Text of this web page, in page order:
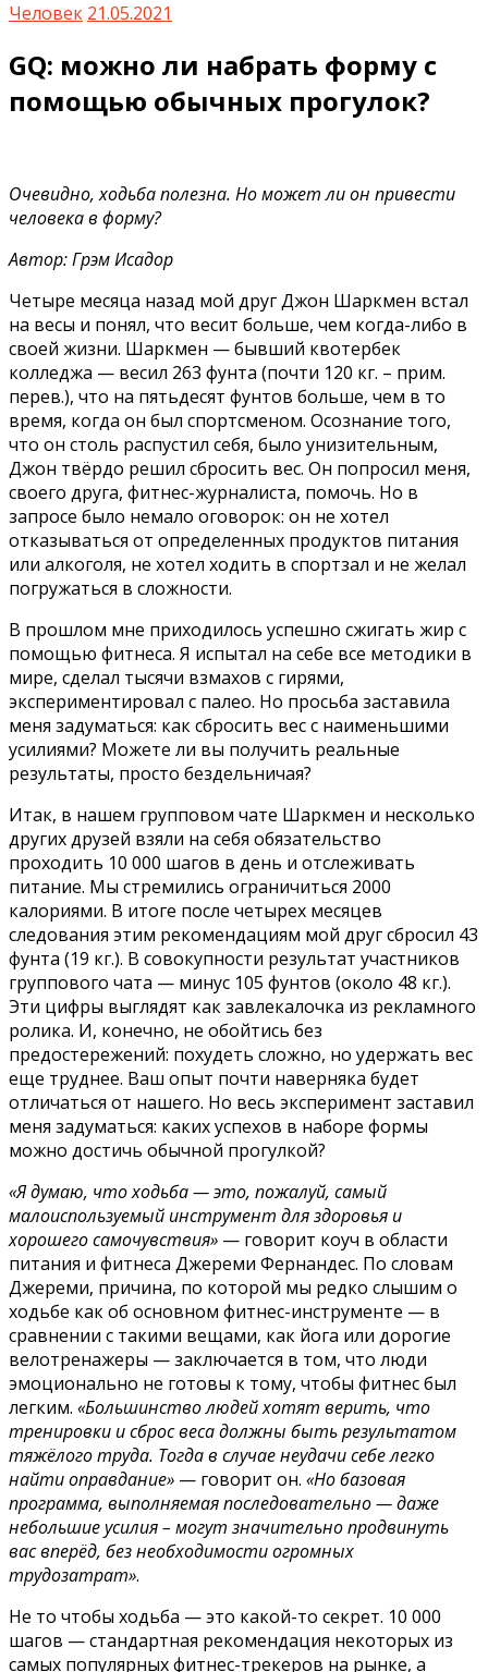
Человек 21.05.2021
GQ: можно ли набрать форму с
помощью обычных прогулок?
Очевидно, ходьба полезна. Но может ли он привести
человека в форму?
Автор: Грэм Исадор
Четыре месяца назад мой друг Джон Шаркмен встал
на весы и понял, что весит больше, чем когда-либо в
своей жизни. Шаркмен — бывший квотербек
колледжа — весил 263 фунта (почти 120 кг. – прим.
перев.), что на пятьдесят фунтов больше, чем в то
время, когда он был спортсменом. Осознание того,
что он столь распустил себя, было унизительным,
Джон твёрдо решил сбросить вес. Он попросил меня,
своего друга, фитнес-журналиста, помочь. Но в
запросе было немало оговорок: он не хотел
отказываться от определенных продуктов питания
или алкоголя, не хотел ходить в спортзал и не желал
погружаться в сложности.
В прошлом мне приходилось успешно сжигать жир с
помощью фитнеса. Я испытал на себе все методики в
мире, сделал тысячи взмахов с гирями,
экспериментировал с палео. Но просьба заставила
меня задуматься: как сбросить вес с наименьшими
усилиями? Можете ли вы получить реальные
результаты, просто бездельничая?
Итак, в нашем групповом чате Шаркмен и несколько
других друзей взяли на себя обязательство
проходить 10 000 шагов в день и отслеживать
питание. Мы стремились ограничиться 2000
калориями. В итоге после четырех месяцев
следования этим рекомендациям мой друг сбросил 43
фунта (19 кг.). В совокупности результат участников
группового чата — минус 105 фунтов (около 48 кг.).
Эти цифры выглядят как завлекалочка из рекламного
ролика. И, конечно, не обойтись без
предостережений: похудеть сложно, но удержать вес
еще труднее. Ваш опыт почти наверняка будет
отличаться от нашего. Но весь эксперимент заставил
меня задуматься: каких успехов в наборе формы
можно достичь обычной прогулкой?
«Я думаю, что ходьба — это, пожалуй, самый
малоиспользуемый инструмент для здоровья и
хорошего самочувствия» — говорит коуч в области
питания и фитнеса Джереми Фернандес. По словам
Джереми, причина, по которой мы редко слышим о
ходьбе как об основном фитнес-инструменте — в
сравнении с такими вещами, как йога или дорогие
велотренажеры — заключается в том, что люди
эмоционально не готовы к тому, чтобы фитнес был
легким. «Большинство людей хотят верить, что
тренировки и сброс веса должны быть результатом
тяжёлого труда. Тогда в случае неудачи себе легко
найти оправдание» — говорит он. «Но базовая
программа, выполняемая последовательно — даже
небольшие усилия – могут значительно продвинуть
вас вперёд, без необходимости огромных
трудозатрат».
Не то чтобы ходьба — это какой-то секрет. 10 000
шагов — стандартная рекомендация некоторых из
самых популярных фитнес-трекеров на рынке, а